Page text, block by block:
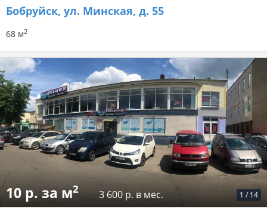
Бобруйск, ул. Минская, д. 55
68 м2
1 / 14
10 р. за м2 3 600 р. в мес.